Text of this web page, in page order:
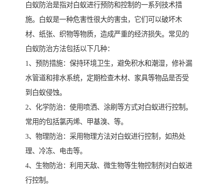
白蚁防治是指对白蚁进行预防和控制的一系列技术措
施。白蚁是一种危害性很大的害虫，它们可以破坏木
材、纸张、织物等物质，造成严重的经济损失。常见的
白蚁防治方法包括以下几种：
1、预防措施：保持环境卫生，避免积水和潮湿，修补漏
水管道和排水系统，定期检查木材、家具等物品是否受
到白蚁侵蚀。
2、化学防治：使用喷洒、涂刷等方式对白蚁进行控制。
常用的包括氯丙烯、甲基溴、等。
3、物理防治：采用物理方法对白蚁进行控制，如热处
理、冷冻、电击等。
4、生物防治：利用天敌、微生物等生物控制剂对白蚁进
行控制。